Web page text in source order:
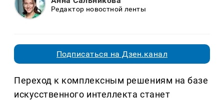
Редактор новостной ленты
Подписаться на Дзен.канал
Переход к комплексным решениям на базе
искусственного интеллекта станет